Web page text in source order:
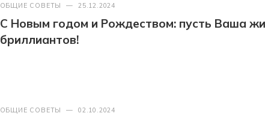
ОБЩИЕ СОВЕТЫ — 25.12.2024
С Новым годом и Рождеством: пусть Ваша
бриллиантов!
ОБЩИЕ СОВЕТЫ — 02.10.2024